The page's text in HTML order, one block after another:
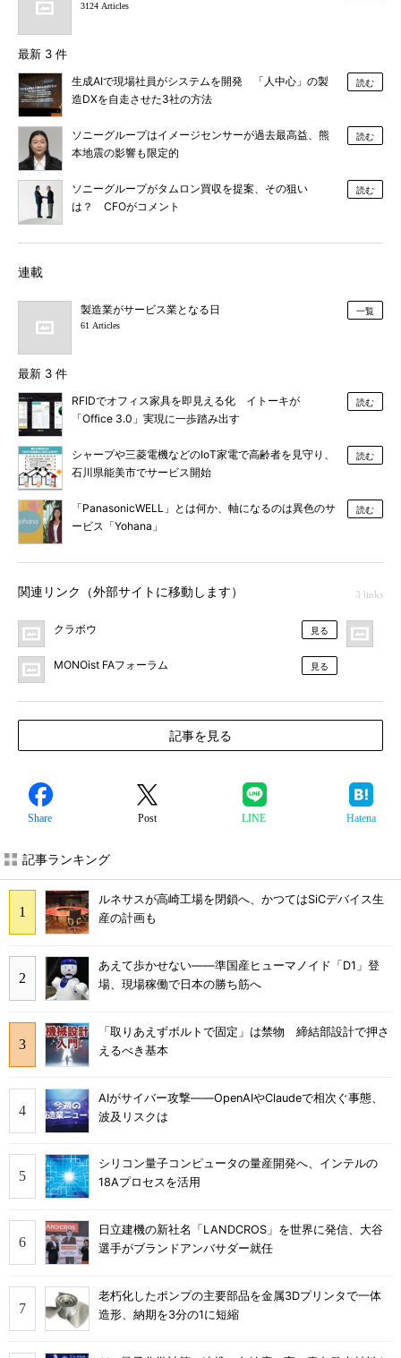
3124 Articles
最新 3 件
生成AIで現場社員がシステムを開発 「人中心」の製
造DXを自走させた3社の方法
読む
ソニーグループはイメージセンサーが過去最高益、熊
本地震の影響も限定的
読む
ソニーグループがタムロン買収を提案、その狙い
は？ CFOがコメント
読む
連載
製造業がサービス業となる日
61 Articles
一覧
最新 3 件
RFIDでオフィス家具を即見える化 イトーキが
「Office 3.0」実現に一歩踏み出す
読む
シャープや三菱電機などのIoT家電で高齢者を見守り、
石川県能美市でサービス開始
読む
「PanasonicWELL」とは何か、軸になるのは異色のサ
ービス「Yohana」
読む
関連リンク（外部サイトに移動します） 3 links
クラボウ 見る
MONOist FAフォーラム 見る
記事を見る
Share Post LINE Hatena
記事ランキング
ルネサスが高崎工場を閉鎖へ、かつてはSiCデバイス生
産の計画も
あえて歩かせない――準国産ヒューマノイド「D1」登
場、現場稼働で日本の勝ち筋へ
「取りあえずボルトで固定」は禁物 締結部設計で押さ
えるべき基本
AIがサイバー攻撃――OpenAIやClaudeで相次ぐ事態、
波及リスクは
シリコン量子コンピュータの量産開発へ、インテルの
18Aプロセスを活用
日立建機の新社名「LANDCROS」を世界に発信、大谷
選手がブランドアンバサダー就任
老朽化したポンプの主要部品を金属3Dプリンタで一体
造形、納期を3分の1に短縮